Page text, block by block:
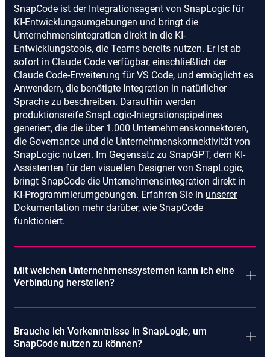
SnapCode ist der Integrationsagent von SnapLogic für
KI-Entwicklungsumgebungen und bringt die
Unternehmensintegration direkt in die KI-
Entwicklungstools, die Teams bereits nutzen. Er ist ab
sofort in Claude Code verfügbar, einschließlich der
Claude Code-Erweiterung für VS Code, und ermöglicht es
Anwendern, die benötigte Integration in natürlicher
Sprache zu beschreiben. Daraufhin werden
produktionsreife SnapLogic-Integrationspipelines
generiert, die die über 1.000 Unternehmenskonnektoren,
die Governance und die Unternehmenskonnektivität von
SnapLogic nutzen. Im Gegensatz zu SnapGPT, dem KI-
Assistenten für den visuellen Designer von SnapLogic,
bringt SnapCode die Unternehmensintegration direkt in
KI-Programmierumgebungen. Erfahren Sie in unserer
Dokumentation opens
tab
mehr darüber, wie SnapCode
funktioniert.
Mit welchen Unternehmenssystemen kann ich eine
Verbindung herstellen?
Unternehmenskonnektoren von SnapLogic, darunter SAP
RFC/BAPI, Oracle ERP und JDBC, IBM MQ, Mainframe-
Brauche ich Vorkenntnisse in SnapLogic, um
SnapCode nutzen zu können?